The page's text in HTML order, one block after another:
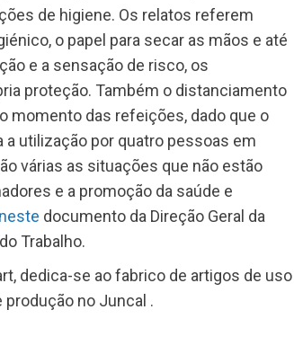
de higiene. Os relatos referem
o papel para secar as mãos e até
e a sensação de risco, os
proteção. Também o distanciamento
momento das refeições, dado que o
utilização por quatro pessoas em
várias as situações que não estão
e a promoção da saúde e
neste documento da Direção Geral da
Trabalho.
dedica-se ao fabrico de artigos de uso
no Juncal .